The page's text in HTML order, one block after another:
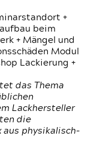
+
beim
+ Mängel und
Modul
Lackierung +
das Thema
Lackhersteller
die
aus physikalisch-